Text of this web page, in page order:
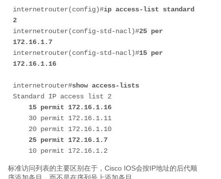
internetrouter(config)#ip access-list standard
2
internetrouter(config-std-nacl)#25 per
172.16.1.7
internetrouter(config-std-nacl)#15 per
172.16.1.16
internetrouter#show access-lists
Standard IP access list 2
15 permit 172.16.1.16
25 permit 172.16.1.7
    10 permit 172.16.1.2
标准访问列表的主要区别在于，Cisco IOS会按IP地址的后代顺